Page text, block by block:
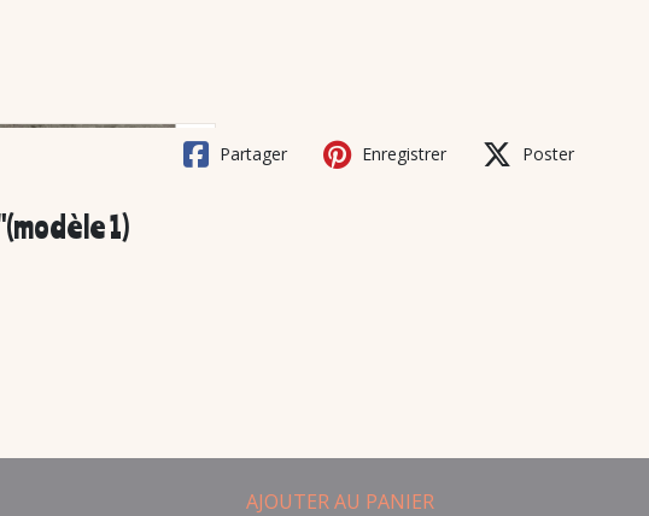
Partager Enregistrer Poster
1)
AJOUTER AU PANIER